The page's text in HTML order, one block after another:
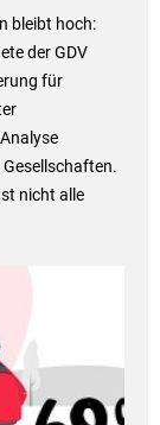
bleibt hoch:
der GDV
für
nicht alle